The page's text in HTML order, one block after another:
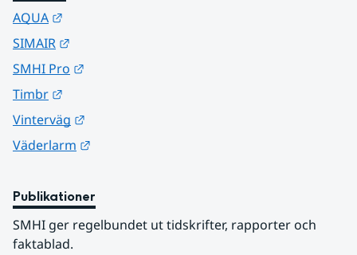
AQUA
SIMAIR
SMHI Pro
Timbr
Vinterväg
Väderlarm
Publikationer
SMHI ger regelbundet ut tidskrifter, rapporter och
faktablad.